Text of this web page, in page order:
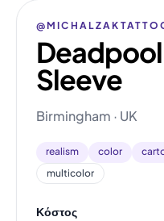
Sleeve
Birmingham · UK
realism color
multicolor
Κόστος